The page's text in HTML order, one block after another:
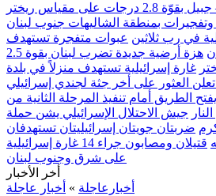
على مقياس ريختر
بمنطقة الشاليهات جنوب لبنان
في رب ثلاثين عبوات متفجرة تستهدف
هزة أرضية جديدة تضرب لبنان بقوة 2.5
غارة إسرائيلية تستهدف منزلاً في بلدة
تعلن العثور على أخر جثة لجندي إسرائيلي
الطريق أمام تنفيذ المرحلة الثانية من
جيش الاحتلال الإسرائيلي يشن حملة
ضربتان جويتان إسرائيليتان تستهدفان
قتيلان ومصابون جراء 14 غارة إسرائيلية
على شرق وجنوب لبنان
أخر الأخبار
أخبارعاجلة » أخبار عاجلة